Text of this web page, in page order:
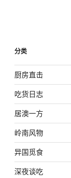
分类
厨房直击
吃货日志
居澳一方
岭南风物
异国觅食
深夜谈吃